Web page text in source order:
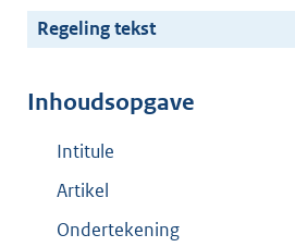
Regeling tekst
Inhoudsopgave
Intitule
Artikel
Ondertekening